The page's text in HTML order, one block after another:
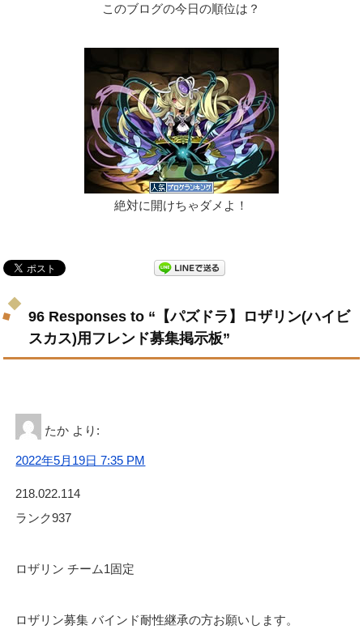
このブログの今日の順位は？
絶対に開けちゃダメよ！
96 Responses to “【パズドラ】ロザリン(ハイビ
スカス)用フレンド募集掲示板”
たか より:
2022年5月19日 7:35 PM
218.022.114
ランク937
ロザリン チーム1固定
ロザリン募集 バインド耐性継承の方お願いします。